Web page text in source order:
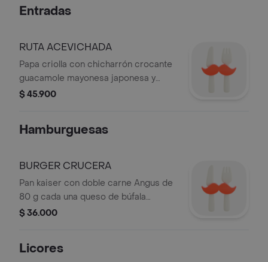
Entradas
RUTA ACEVICHADA
Papa criolla con chicharrón crocante
guacamole mayonesa japonesa y
encurtido fresco de cebolla.
$ 45.900
Hamburguesas
BURGER CRUCERA
Pan kaiser con doble carne Angus de
80 g cada una queso de búfala
panceta dip de queso Philadelphia
$ 36.000
Licores